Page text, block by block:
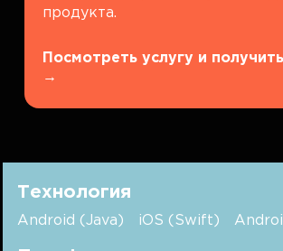
продукта.
Посмотреть услугу и
→
Технология
Android (Java) iOS (Swift)